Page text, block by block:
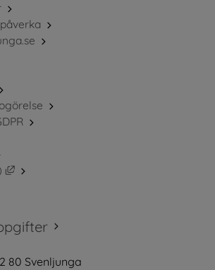
webbplats, öppnas i nytt fönster.
Länk till annan webbplats, öppnas i nytt
80 Svenljunga